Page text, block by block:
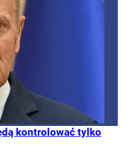
kontrolować tylko